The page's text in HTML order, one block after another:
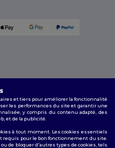
et tiers pour améliorer la fonctionnalité
les performances du site et garantir une
y compris du contenu adapté, des
et de la publicité.
à tout moment. Les cookies essentiels
requis pour le bon fonctionnement du site.
de bloquer d'autres types de cookies, tels